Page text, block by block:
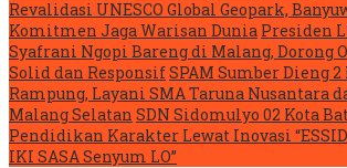
Revalidasi UNESCO Global Geopark,
Komitmen Jaga Warisan Dunia Presiden
Syafrani Ngopi Bareng di Malang, Dorong
Solid dan ResponsifSPAM Sumber Dieng
Rampung, Layani SMA Taruna Nusantara
Malang Selatan SDN Sidomulyo 02 Kota
Pendidikan Karakter Lewat Inovasi
IKI SASA Senyum LO”